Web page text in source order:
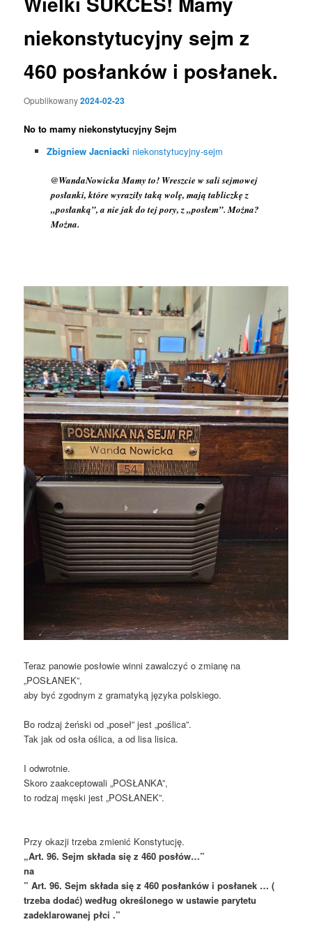
niekonstytucyjny sejm z
460 posłanków i posłanek.
Opublikowany2024-02-23
No to mamy niekonstytucyjny Sejm
Zbigniew Jacniacki niekonstytucyjny-sejm
@WandaNowicka Mamy to! Wreszcie w sali sejmowej
posłanki, które wyraziły taką wolę, mają tabliczkę z
„posłanką”, a nie jak do tej pory, z „posłem”. Można?
Można.
Teraz panowie posłowie winni zawalczyć o zmianę na
„POSŁANEK”,
aby być zgodnym z gramatyką języka polskiego.
Bo rodzaj żeński od „poseł” jest „poślica”.
Tak jak od osła oślica, a od lisa lisica.
I odwrotnie.
Skoro zaakceptowali „POSŁANKA”,
to rodzaj męski jest „POSŁANEK”.
Przy okazji trzeba zmienić Konstytucję.
„Art. 96. Sejm składa się z 460 posłów…”
na
” Art. 96. Sejm składa się z 460 posłanków i posłanek … (
trzeba dodać) według określonego w ustawie parytetu
zadeklarowanej płci .”